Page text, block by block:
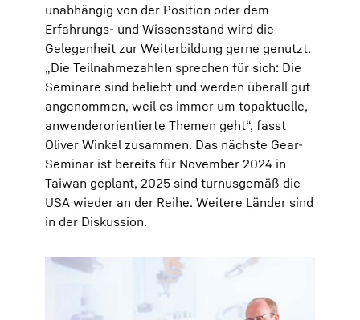
unabhängig von der Position oder dem
Erfahrungs- und Wissensstand wird die
Gelegenheit zur Weiterbildung gerne genutzt.
„Die Teilnahmezahlen sprechen für sich: Die
Seminare sind beliebt und werden überall gut
angenommen, weil es immer um topaktuelle,
anwenderorientierte Themen geht“, fasst
Oliver Winkel zusammen. Das nächste Gear-
Seminar ist bereits für November 2024 in
Taiwan geplant, 2025 sind turnusgemäß die
USA wieder an der Reihe. Weitere Länder sind
in der Diskussion.